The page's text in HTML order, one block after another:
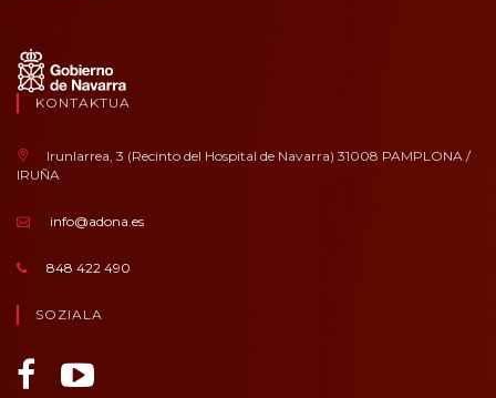
KONTAKTUA
Irunlarrea, 3 (Recinto del Hospital de Navarra) 31008 PAMPLONA /
IRUÑA
info@adona.es
848 422 490
SOZIALA